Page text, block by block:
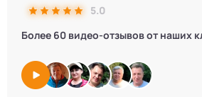
5.0
Более 60 видео-отзывов от наших